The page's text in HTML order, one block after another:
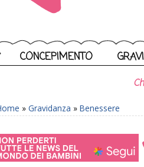
CONCEPIMENTO
» Gravidanza » Benessere